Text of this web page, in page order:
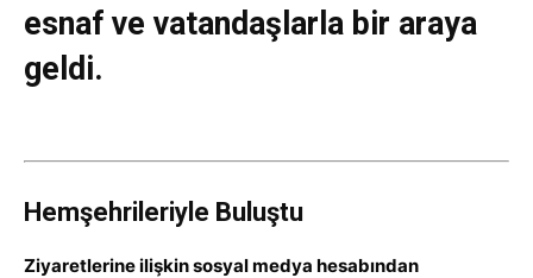
esnaf ve vatandaşlarla bir araya
geldi.
Hemşehrileriyle Buluştu
Ziyaretlerine ilişkin sosyal medya hesabından